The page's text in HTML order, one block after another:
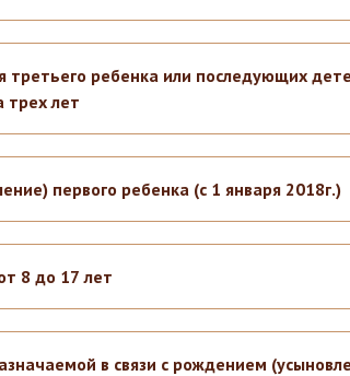
ребенка или последующих
трех лет
первого ребенка (с 1 января 2018г.)
8 до 17 лет
в связи с рождением